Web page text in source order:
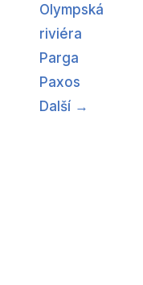
Olympská
riviéra
Parga
Paxos
Další →